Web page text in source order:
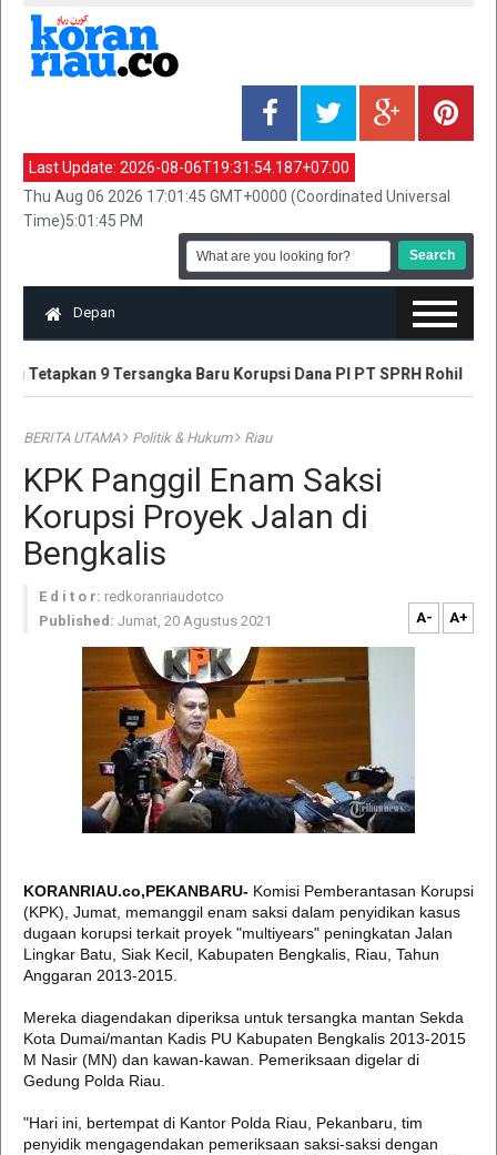
Last Update: 2026-08-06T19:31:54.187+07:00
Thu Aug 06 2026 17:01:45 GMT+0000 (Coordinated Universal
Time)5:01:45 PM
Depan
Tetapkan 9 Tersangka Baru Korupsi Dana PI PT SPRH Rohil
BERITA UTAMA Politik & Hukum Riau
KPK Panggil Enam Saksi
Korupsi Proyek Jalan di
Bengkalis
E d i t o r: redkoranriaudotco
Published: Jumat, 20 Agustus 2021 A- A+
KORANRIAU.co,PEKANBARU- Komisi Pemberantasan Korupsi
(KPK), Jumat, memanggil enam saksi dalam penyidikan kasus
dugaan korupsi terkait proyek "multiyears" peningkatan Jalan
Lingkar Batu, Siak Kecil, Kabupaten Bengkalis, Riau, Tahun
Anggaran 2013-2015.
Mereka diagendakan diperiksa untuk tersangka mantan Sekda
Kota Dumai/mantan Kadis PU Kabupaten Bengkalis 2013-2015
M Nasir (MN) dan kawan-kawan. Pemeriksaan digelar di
Gedung Polda Riau.
"Hari ini, bertempat di Kantor Polda Riau, Pekanbaru, tim
penyidik mengagendakan pemeriksaan saksi-saksi dengan